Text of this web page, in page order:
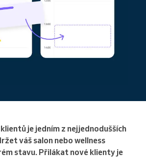
je jedním z nejjednodušších
váš salon nebo wellness
stavu. Přilákat nové klienty je